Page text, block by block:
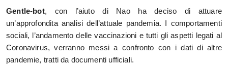
Gentle-bot, con l’aiuto di Nao ha deciso di attuare
un’approfondita analisi dell’attuale pandemia. I comportamenti
sociali, l’andamento delle vaccinazioni e tutti gli aspetti legati al
Coronavirus, verranno messi a confronto con i dati di altre
pandemie, tratti da documenti ufficiali.